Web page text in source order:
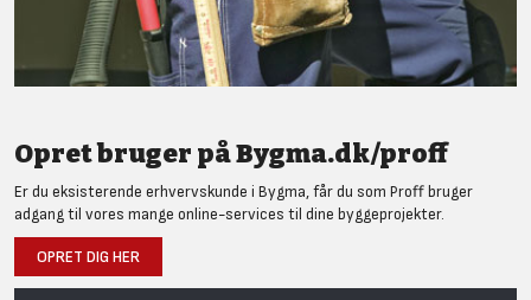
Opret bruger på Bygma.dk/proff
Er du eksisterende erhvervskunde i Bygma, får du som Proff bruger
adgang til vores mange online-services til dine byggeprojekter.
OPRET DIG HER